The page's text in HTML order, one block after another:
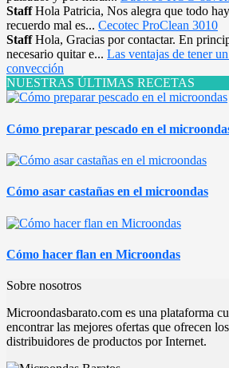
StaffHola Patricia, Nos alegra que todo
recuerdo mal es... Cecotec ProClean 3010
StaffHola, Gracias por contactar. En
necesario quitar e... Las ventajas de tener
convección
NUESTRAS ÚLTIMAS RECETAS
Cómo preparar pescado en el
Cómo asar castañas en el microondas
Cómo hacer flan en Microondas
Sobre nosotros
Microondasbarato.com es una plataforma
encontrar las mejores ofertas que ofrecen
distribuidores de productos por Internet.